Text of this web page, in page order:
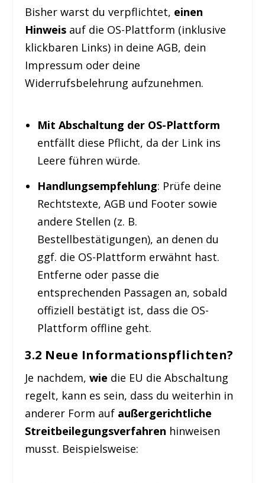
Bisher warst du verpflichtet, einen
Hinweis auf die OS-Plattform (inklusive
klickbaren Links) in deine AGB, dein
Impressum oder deine
Widerrufsbelehrung aufzunehmen.
Mit Abschaltung der OS-Plattform
entfällt diese Pflicht, da der Link ins
Leere führen würde.
Handlungsempfehlung: Prüfe deine
Rechtstexte, AGB und Footer sowie
andere Stellen (z. B.
Bestellbestätigungen), an denen du
ggf. die OS-Plattform erwähnt hast.
Entferne oder passe die
entsprechenden Passagen an, sobald
offiziell bestätigt ist, dass die OS-
Plattform offline geht.
3.2 Neue Informationspflichten?
Je nachdem,wie die EU die Abschaltung
regelt, kann es sein, dass du weiterhin in
anderer Form auf außergerichtliche
Streitbeilegungsverfahren hinweisen
musst. Beispielsweise: